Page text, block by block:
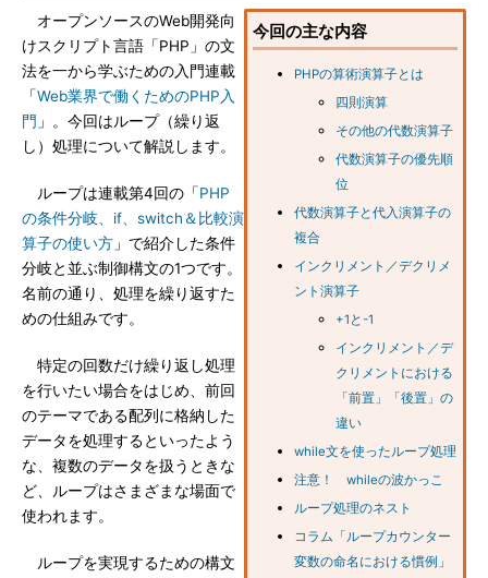
今回の主な内容
PHPの算術演算子とは
四則演算
その他の代数演算子
代数演算子の優先順
位
代数演算子と代入演算子の
複合
インクリメント／デクリメ
ント演算子
+1と-1
インクリメント／デ
クリメントにおける
「前置」「後置」の
違い
while文を使ったループ処理
注意！ whileの波かっこ
ループ処理のネスト
コラム「ループカウンター
変数の命名における慣例」
オープンソースのWeb開発向
けスクリプト言語「PHP」の文
法を一から学ぶための入門連載
「Web業界で働くためのPHP入
門 」。今回はループ（繰り返
し）処理について解説します。
ループは連載第4回の「PHP
の条件分岐、if、switch＆比較演
算子の使い方 」で紹介した条件
分岐と並ぶ制御構文の1つです。
名前の通り、処理を繰り返すた
めの仕組みです。
特定の回数だけ繰り返し処理
を行いたい場合をはじめ、前回
のテーマである配列に格納した
データを処理するといったよう
な、複数のデータを扱うときな
ど、ループはさまざまな場面で
使われます。
ループを実現するための構文